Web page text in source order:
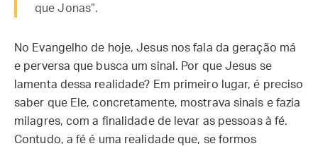
que Jonas”.
No Evangelho de hoje, Jesus nos fala da geração má
e perversa que busca um sinal. Por que Jesus se
lamenta dessa realidade? Em primeiro lugar, é preciso
saber que Ele, concretamente, mostrava sinais e fazia
milagres, com a finalidade de levar as pessoas à fé.
Contudo, a fé é uma realidade que, se formos